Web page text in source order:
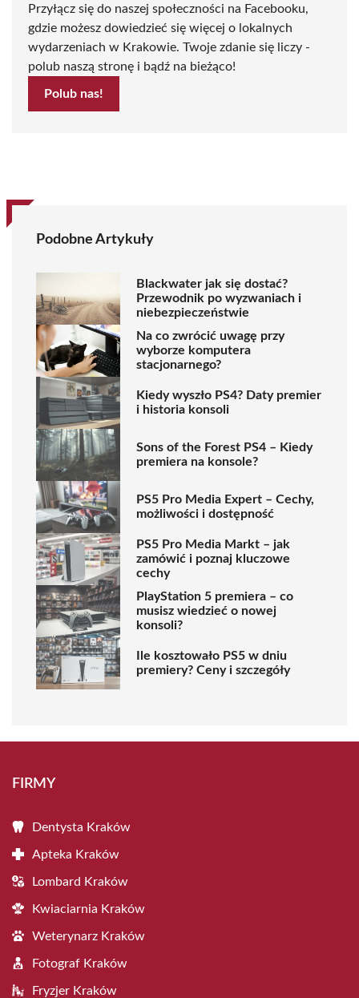
Przyłącz się do naszej społeczności na Facebooku,
gdzie możesz dowiedzieć się więcej o lokalnych
wydarzeniach w Krakowie. Twoje zdanie się liczy -
polub naszą stronę i bądź na bieżąco!
Polub nas!
Podobne Artykuły
Blackwater jak się dostać?
Przewodnik po wyzwaniach i
niebezpieczeństwie
Na co zwrócić uwagę przy
wyborze komputera
stacjonarnego?
Kiedy wyszło PS4? Daty premier
i historia konsoli
Sons of the Forest PS4 – Kiedy
premiera na konsole?
PS5 Pro Media Expert – Cechy,
możliwości i dostępność
PS5 Pro Media Markt – jak
zamówić i poznaj kluczowe
cechy
PlayStation 5 premiera – co
musisz wiedzieć o nowej
konsoli?
Ile kosztowało PS5 w dniu
premiery? Ceny i szczegóły
FIRMY
Dentysta Kraków
Apteka Kraków
Lombard Kraków
Kwiaciarnia Kraków
Weterynarz Kraków
Fotograf Kraków
Fryzjer Kraków